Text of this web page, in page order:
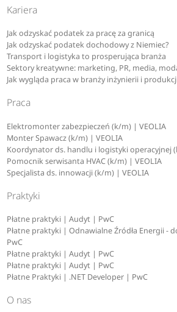
Kariera
Jak odzyskać podatek za pracę za granicą
Jak odzyskać podatek dochodowy z Niemiec?
Transport i logistyka to prosperująca branża
Sektory kreatywne: marketing, PR, media,
Jak wygląda praca w branży inżynierii i
Praca
Elektromonter zabezpieczeń (k/m) | VEOLIA
Monter Spawacz (k/m) | VEOLIA
Koordynator ds. handlu i logistyki operacyjnej
Pomocnik serwisanta HVAC (k/m) | VEOLIA
Specjalista ds. innowacji (k/m) | VEOLIA
Praktyki
Płatne praktyki | Audyt | PwC
Płatne praktyki | Odnawialne Źródła Energii -
PwC
Płatne praktyki | Audyt | PwC
Płatne praktyki | Audyt | PwC
Płatne Praktyki | .NET Developer | PwC
O nas